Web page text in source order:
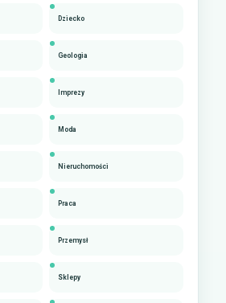
Dziecko
Geologia
Imprezy
Moda
Nieruchomości
Praca
Przemysł
Sklepy